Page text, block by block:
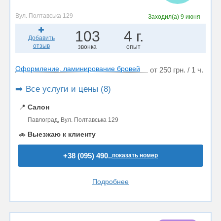
Вул. Полтавська 129 Заходил(а) 9 июня
Добавить
отзыв
103
звонка
4 г.
опыт
Оформление, ламинирование бровей от 250 грн. / 1 ч.
➡️ Все услуги и цены (8)
📍 Салон
Павлоград, Вул. Полтавська 129
🚗 Выезжаю к клиенту
+38 (095) 490..показать номер
Подробнее